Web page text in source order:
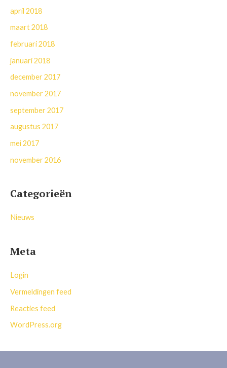
april 2018
maart 2018
februari 2018
januari 2018
december 2017
november 2017
september 2017
augustus 2017
mei 2017
november 2016
Categorieën
Nieuws
Meta
Login
Vermeldingen feed
Reacties feed
WordPress.org